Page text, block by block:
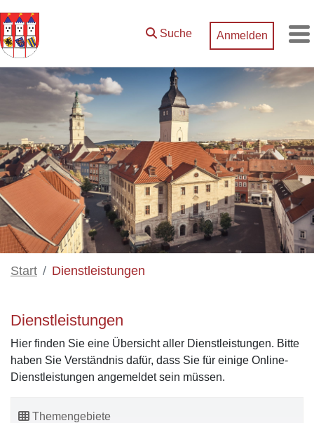
Zum Hauptinhalt springen
Suche Anmelden
Start Dienstleistungen
Dienstleistungen
Hier finden Sie eine Übersicht aller Dienstleistungen. Bitte
haben Sie Verständnis dafür, dass Sie für einige Online-
Dienstleistungen angemeldet sein müssen.
Themengebiete